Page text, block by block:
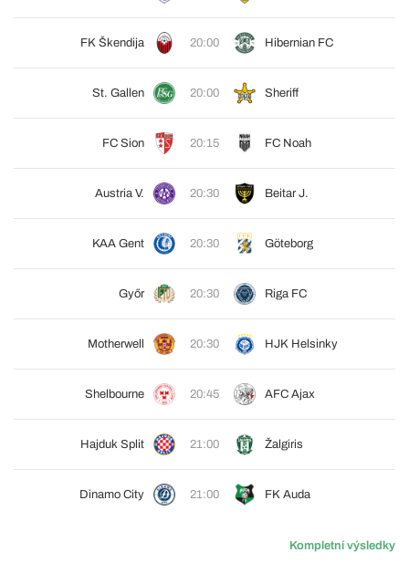
FK Škendija 20:00 Hibernian FC
St. Gallen 20:00 Sheriff
FC Sion 20:15 FC Noah
Austria V. 20:30 Beitar J.
KAA Gent 20:30 Göteborg
Győr 20:30 Riga FC
Motherwell 20:30 HJK Helsinky
Shelbourne 20:45 AFC Ajax
Hajduk Split 21:00 Žalgiris
Dinamo City 21:00 FK Auda
Kompletní výsledky